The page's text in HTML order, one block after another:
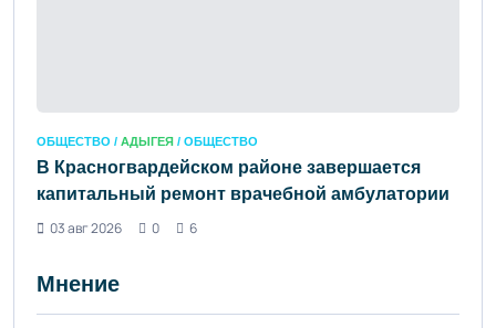
ОБЩЕСТВО / АДЫГЕЯ / ОБЩЕСТВО
В Красногвардейском районе завершается
капитальный ремонт врачебной амбулатории
03 авг 2026
0 6
Мнение